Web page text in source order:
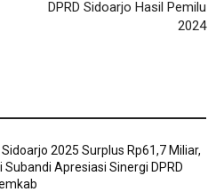
DPRD Sidoarjo Hasil Pemilu
2024
Sidoarjo 2025 Surplus Rp61,7 Miliar,
Subandi Apresiasi Sinergi DPRD